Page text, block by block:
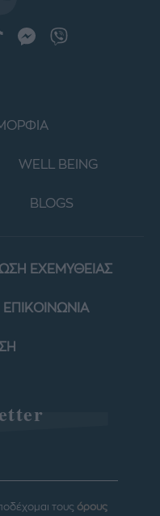
WELL BEING
BLOGS
ΕΧΕΜΥΘΕΙΑΣ
ΕΠΙΚΟΙΝΩΝΙΑ
τους όρους